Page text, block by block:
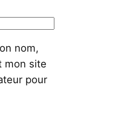
nom,
mon site
pour